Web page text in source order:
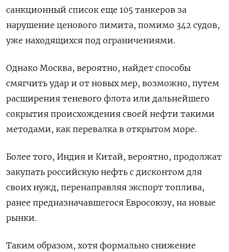
санкционный список еще 105 танкеров за
нарушение ценового лимита, помимо 342 судов,
уже находящихся под ограничениями.
Однако Москва, вероятно, найдет способы
смягчить удар и от новых мер, возможно, путем
расширения теневого флота или дальнейшего
сокрытия происхождения своей нефти такими
методами, как перевалка в открытом море.
Более того, Индия и Китай, вероятно, продолжат
закупать российскую нефть с дисконтом для
своих нужд, перенаправляя экспорт топлива,
ранее предназначавшегося Евросоюзу, на новые
рынки.
Таким образом, хотя формально снижение